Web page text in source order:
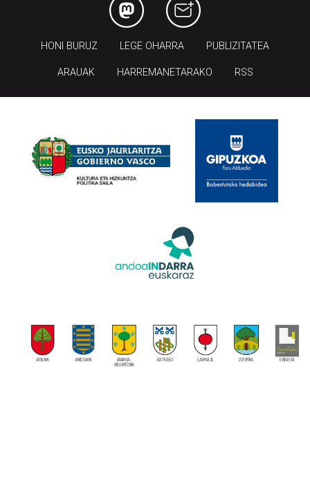
HONI BURUZ LEGE OHARRA PUBLIZITATEA
ARAUAK HARREMANETARAKO RSS